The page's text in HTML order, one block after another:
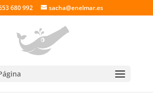
680 992 sacha@enelmar.es